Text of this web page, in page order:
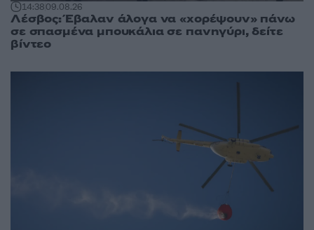
14:3809.08.26
Λέσβος: Έβαλαν άλογα να «χορέψουν» πάνω
σε σπασμένα μπουκάλια σε πανηγύρι, δείτε
βίντεο